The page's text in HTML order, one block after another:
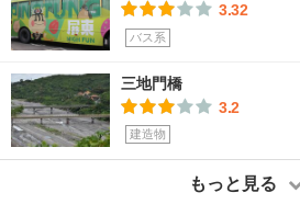
3.32
バス系
三地門橋
3.2
建造物
もっと見る